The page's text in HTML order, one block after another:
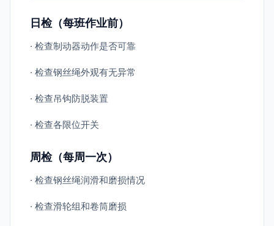
日检（每班作业前）
· 检查制动器动作是否可靠
· 检查钢丝绳外观有无异常
· 检查吊钩防脱装置
· 检查各限位开关
周检（每周一次）
· 检查钢丝绳润滑和磨损情况
· 检查滑轮组和卷筒磨损